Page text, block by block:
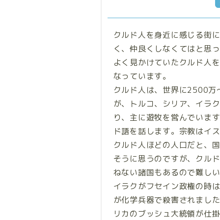
クルド人を身近に感じる街
く、仲良くしなくてはと思
よく見かけていたクルド人
なっています。
クルド人は、世界に2500
が、トルコ、シリア、イラ
り、主に遊牧を営んでいま
ド語を話します。宗教はイ
クルド人ほどの人口だと、
そうに思うのですが、クル
ねない諸国もあるので難し
イラクがフセイン政権の時
が化学兵器で殺害されまし
リカのブッシュ大統領が仕